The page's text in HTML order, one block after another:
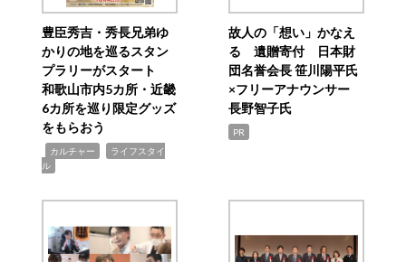
豊臣秀吉・秀長兄弟ゆ
かりの地を巡るスタン
プラリーがスタート
和歌山市内5カ所・近畿
6カ所を巡り限定グッズ
をもらおう
カルチャー
ライフスタイ
ル
故人の「想い」かなえ
る 遺贈寄付 日本財
団名誉会長 笹川陽平氏
×フリーアナウンサー
長野智子氏
PR